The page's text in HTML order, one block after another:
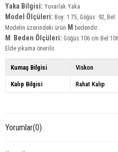
Yaka Bilgisi: Yuvarlak Yaka
Model Ölçüleri: Boy: 1.75, Göğüs: 92,
Modelin üzerindeki ürün M bedendir.
M Beden Ölçüleri: Göğüs:106 cm
Elde yıkama önerilir.
Kumaş Bilgisi Viskon
Kalıp Bilgisi Rahat Kalıp
Yorumlar(0)